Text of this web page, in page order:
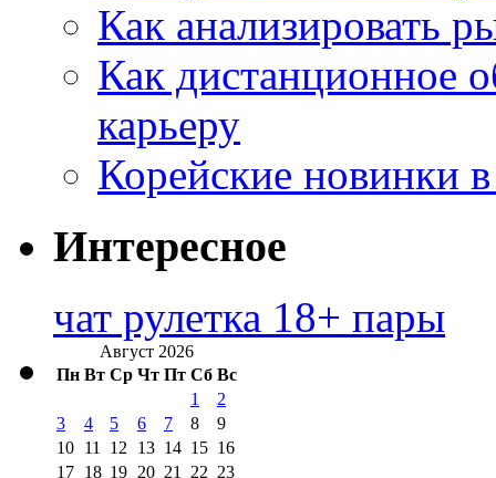
Как анализировать
Как дистанционное
карьеру
Корейские новинки
Интересное
чат рулетка 18+ пары
Август 2026
Пн Вт Ср Чт Пт Сб Вс
1
2
3
4 5 6 7 8
9
10 11 12 13 14 15 16
17 18 19 20 21 22 23